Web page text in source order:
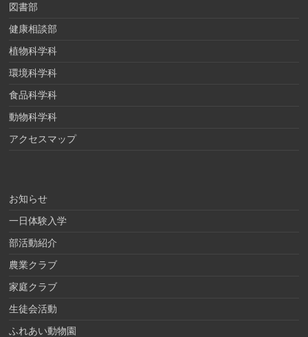
図書部
健康相談部
植物科学科
環境科学科
食品科学科
動物科学科
アクセスマップ
お知らせ
一日体験入学
部活動紹介
農業クラブ
家庭クラブ
生徒会活動
ふれあい動物園